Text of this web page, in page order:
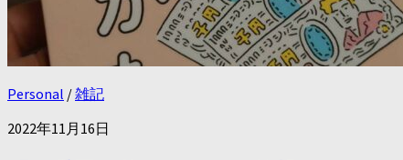
Personal /雑記
2022年11月16日